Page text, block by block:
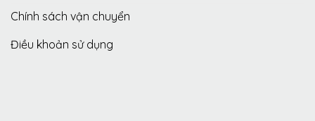
Chính sách vận chuyển
Điều khoản sử dụng